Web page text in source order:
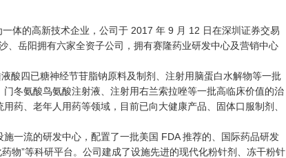
体的高新技术企业，公司于 2017 年 9 月 12 日在深圳证券交易
岳阳拥有六家全资子公司，拥有赛隆药业研发中心及营销中心
酸四已糖神经节苷脂钠原料及制剂、注射用脑蛋白水解物等一批
冬氨酸鸟氨酸注射液、注射用右兰索拉唑等一批高临床价值的治
药、老年人用药等领域，目前已向大健康产品、固体口服制剂、
一流的研发中心，配置了一批美国 FDA 推荐的、国际药品研发
物”等科研平台。公司建成了设施先进的现代化粉针剂、冻干粉针